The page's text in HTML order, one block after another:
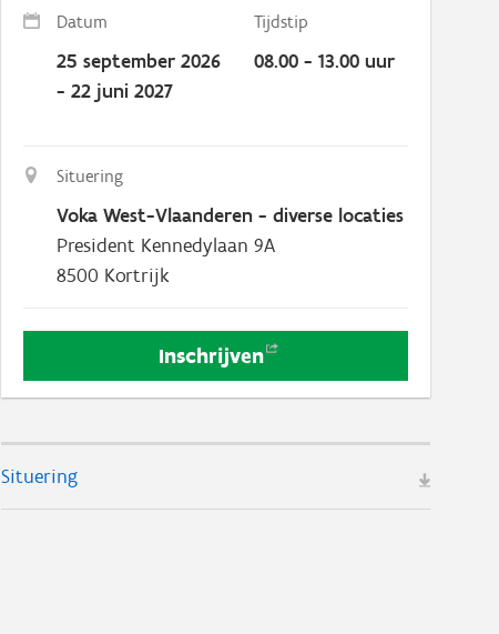
Datum Tijdstip
25 september 2026
- 22 juni 2027
08.00 - 13.00 uur
Situering
Voka West-Vlaanderen - diverse locaties
President Kennedylaan 9A
8500 Kortrijk
Inschrijven
Situering